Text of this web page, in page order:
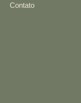
Contato